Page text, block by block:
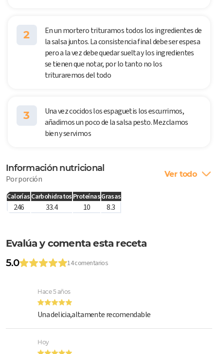
2
En un mortero trituramos todos los ingredientes de
la salsa juntos. La consistencia final debe ser espesa
pero a la vez debe quedar suelta y los ingredientes
se tienen que notar, por lo tanto no los
trituraremos del todo
3
Una vez cocidos los espaguetis los escurrimos,
añadimos un poco de la salsa pesto. Mezclamos
bien y servimos
Información nutricional
Por porción Ver todo
Calorías Carbohidratos ProteínasGrasas
246 33.4 10 8.3
Evalúa y comenta esta receta
5.0
14 comentarios
Hace 5 años
Una delicia,altamente recomendable
Hoy